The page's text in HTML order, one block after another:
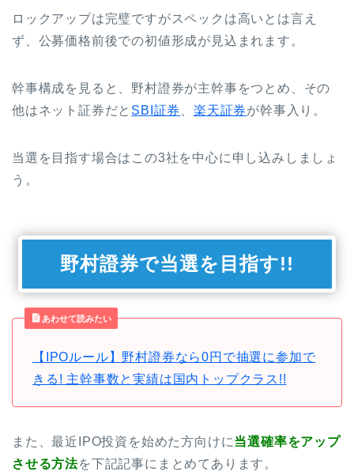
ロックアップは完璧ですがスペックは高いとは言え
ず、公募価格前後での初値形成が見込まれます。
幹事構成を見ると、野村證券が主幹事をつとめ、その
他はネット証券だと SBI証券 、楽天証券が幹事入り。
当選を目指す場合はこの3社を中心に申し込みしましょ
う。
野村證券で当選を目指す!!
あわせて読みたい
【IPOルール】野村證券なら0円で抽選に参加で
きる! 主幹事数と実績は国内トップクラス!!
また、最近IPO投資を始めた方向けに当選確率をアップ
させる方法を下記記事にまとめてあります。